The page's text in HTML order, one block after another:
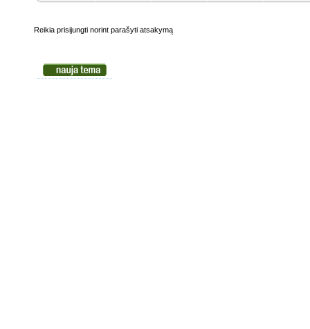
Reikia prisijungti norint parašyti atsakymą